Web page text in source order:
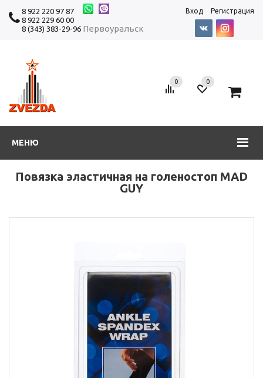
8 922 220 97 87
8 922 229 60 00
8 (343) 383-29-96 Первоуральск
Вход Регистрация
МЕНЮ
0 0
Повязка эластичная на голеностоп MAD
GUY